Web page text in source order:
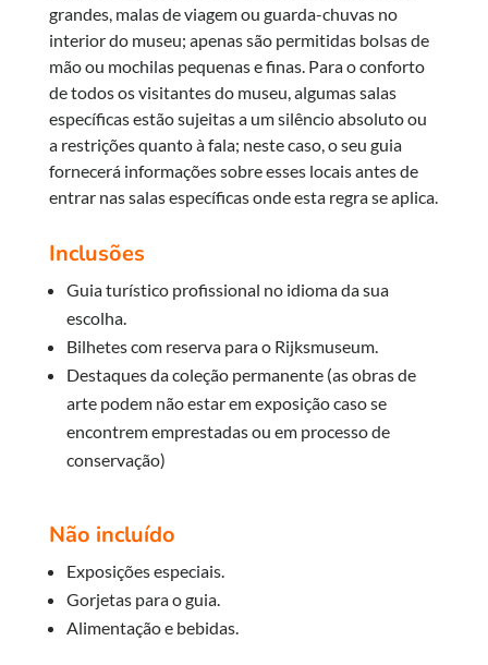
grandes, malas de viagem ou guarda-chuvas no
interior do museu; apenas são permitidas bolsas de
mão ou mochilas pequenas e finas. Para o conforto
de todos os visitantes do museu, algumas salas
específicas estão sujeitas a um silêncio absoluto ou
a restrições quanto à fala; neste caso, o seu guia
fornecerá informações sobre esses locais antes de
entrar nas salas específicas onde esta regra se aplica.
Inclusões
Guia turístico profissional no idioma da sua
escolha.
Bilhetes com reserva para o Rijksmuseum.
Destaques da coleção permanente (as obras de
arte podem não estar em exposição caso se
encontrem emprestadas ou em processo de
conservação)
Não incluído
Exposições especiais.
Gorjetas para o guia.
Alimentação e bebidas.